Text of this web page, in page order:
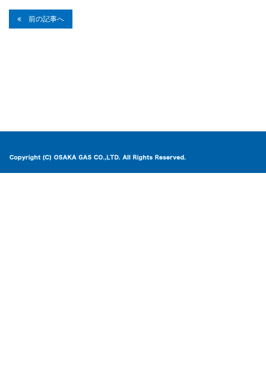
前の記事へ